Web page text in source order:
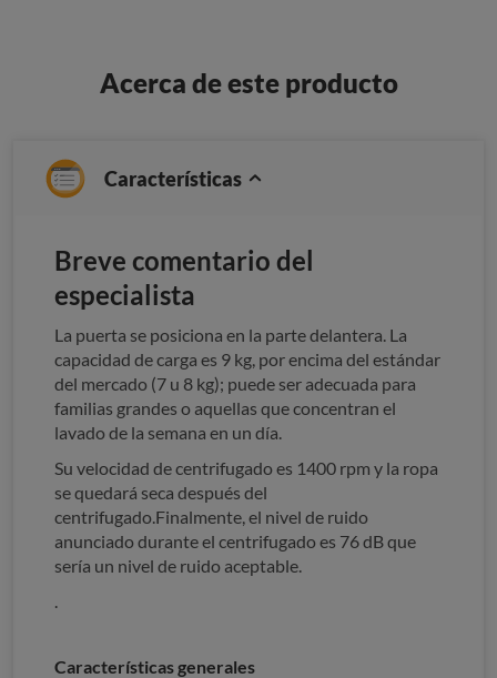
Acerca de este producto
Características
Breve comentario del
especialista
La puerta se posiciona en la parte delantera. La
capacidad de carga es 9 kg, por encima del estándar
del mercado (7 u 8 kg); puede ser adecuada para
familias grandes o aquellas que concentran el
lavado de la semana en un día.
Su velocidad de centrifugado es 1400 rpm y la ropa
se quedará seca después del
centrifugado.Finalmente, el nivel de ruido
anunciado durante el centrifugado es 76 dB que
sería un nivel de ruido aceptable.
.
Características generales